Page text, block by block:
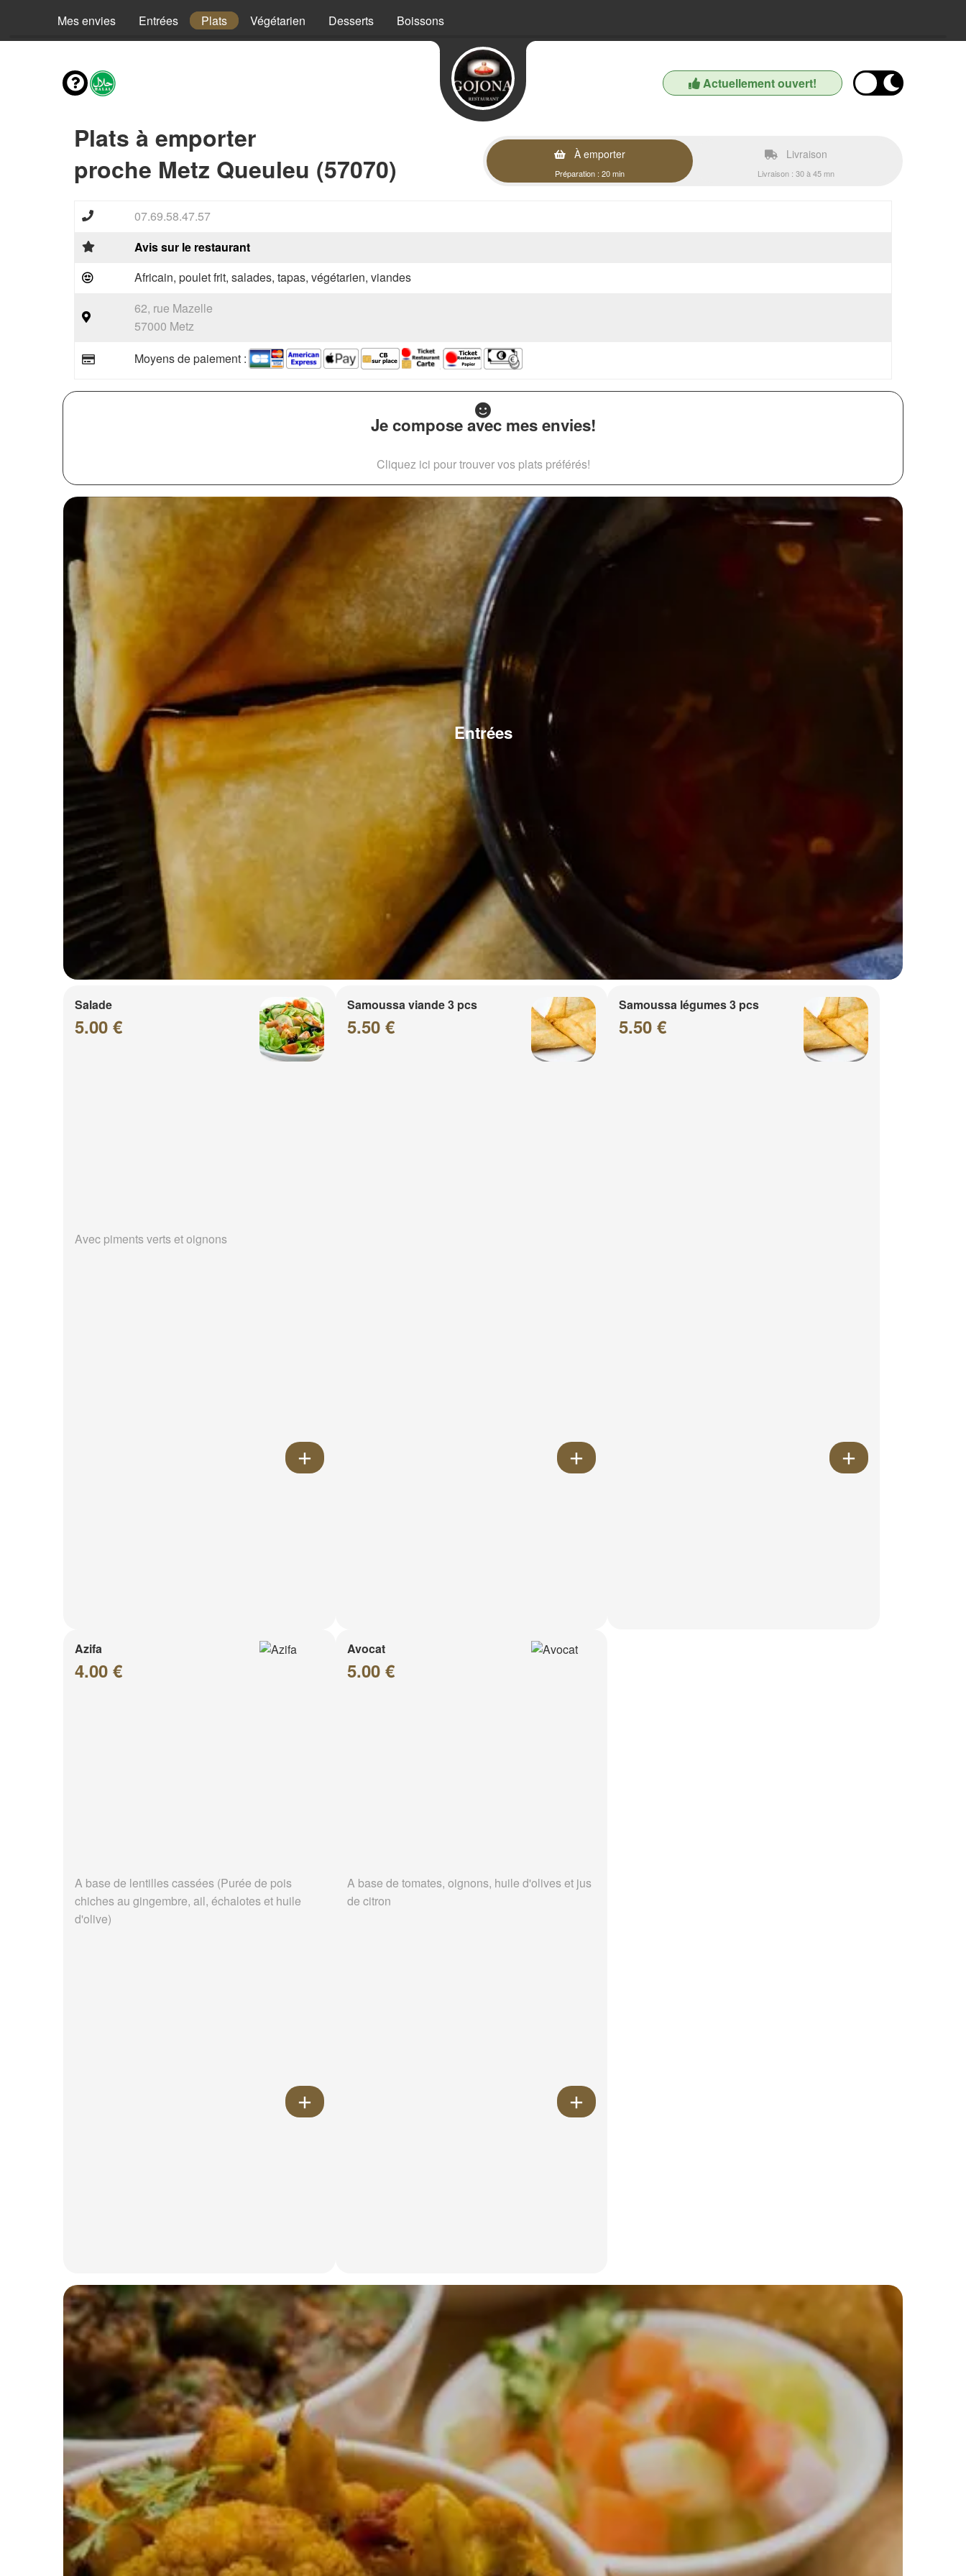
Mes envies Entrées Plats Végétarien Desserts Boissons
Actuellement ouvert!
Plats à emporter
proche Metz Queuleu (57070)
À emporter
Préparation : 20 min
Livraison
Livraison : 30 à 45 mn
07.69.58.47.57
Avis sur le restaurant
Africain, poulet frit, salades, tapas, végétarien, viandes
62, rue Mazelle
57000 Metz
Moyens de paiement :
Je compose avec mes envies!
Cliquez ici pour trouver vos plats préférés!
Entrées
Salade
5.00 €
Avec piments verts et oignons
Samoussa viande 3 pcs
5.50 €
Samoussa légumes 3 pcs
5.50 €
Azifa
4.00 €
A base de lentilles cassées (Purée de pois
chiches au gingembre, ail, échalotes et huile
d'olive)
Avocat
5.00 €
A base de tomates, oignons, huile d'olives et jus
de citron